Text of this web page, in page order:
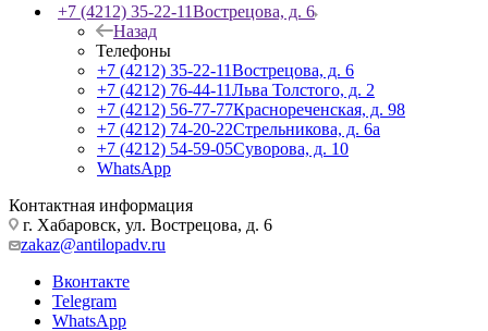
+7 (4212) 35-22-11Вострецова, д. 6
Назад
Телефоны
+7 (4212) 35-22-11Вострецова, д. 6
+7 (4212) 76-44-11Льва Толстого, д. 2
+7 (4212) 56-77-77Краснореченская, д. 98
+7 (4212) 74-20-22Стрельникова, д. 6а
+7 (4212) 54-59-05Суворова, д. 10
WhatsApp
Контактная информация
г. Хабаровск, ул. Вострецова, д. 6
zakaz@antilopadv.ru
Вконтакте
Telegram
WhatsApp